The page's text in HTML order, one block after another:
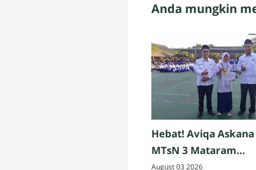
Anda mungkin
Hebat! Aviqa Askana
MTsN 3 Mataram
Persembahkan Emas
August 03 2026